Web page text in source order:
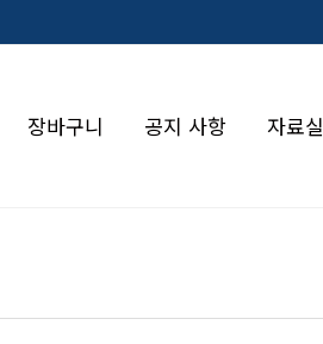
장바구니 공지 사항 자료실